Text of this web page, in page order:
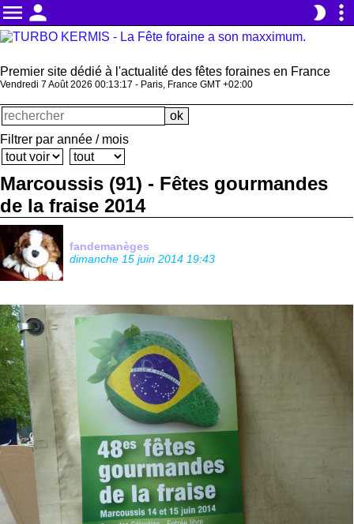
menu person brightness_2 more_vert
Premier site dédié à l'actualité des fêtes foraines en France
Vendredi 7 Août 2026 00:13:18 - Paris, France GMT +02:00
Filtrer par année / mois
Marcoussis (91) - Fêtes gourmandes
de la fraise 2014
fandemanèges
dimanche 15 juin 2014 19:43